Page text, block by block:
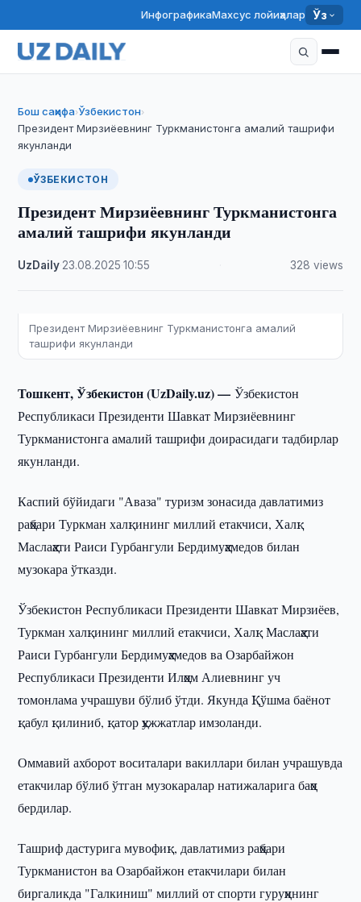
ИнфографикаМахсус лойиҳалар Ўз
Бош саҳифа›Ўзбекистон›
Президент Мирзиёевнинг Туркманистонга амалий ташрифи
якунланди
ЎЗБЕКИСТОН
Президент Мирзиёевнинг Туркманистонга
амалий ташрифи якунланди
UzDaily 23.08.2025 ·10:55 328 views
Президент Мирзиёевнинг Туркманистонга амалий
ташрифи якунланди
Тошкент, Ўзбекистон (UzDaily.uz) —Ўзбекистон
Республикаси Президенти Шавкат Мирзиёевнинг
Туркманистонга амалий ташрифи доирасидаги тадбирлар
якунланди.
Каспий бўйидаги "Аваза" туризм зонасида давлатимиз
раҳбари Туркман халқининг миллий етакчиси, Халқ
Маслаҳати Раиси Гурбангули Бердимуҳамедов билан
музокара ўтказди.
Ўзбекистон Республикаси Президенти Шавкат Мирзиёев,
Туркман халқининг миллий етакчиси, Халқ Маслаҳати
Раиси Гурбангули Бердимуҳамедов ва Озарбайжон
Республикаси Президенти Илҳом Алиевнинг уч
томонлама учрашуви бўлиб ўтди. Якунда Қўшма баёнот
қабул қилиниб, қатор ҳужжатлар имзоланди.
Оммавий ахборот воситалари вакиллари билан учрашувда
етакчилар бўлиб ўтган музокаралар натижаларига баҳо
бердилар.
Ташриф дастурига мувофиқ, давлатимиз раҳбари
Туркманистон ва Озарбайжон етакчилари билан
биргаликда "Галкиниш" миллий от спорти гуруҳининг